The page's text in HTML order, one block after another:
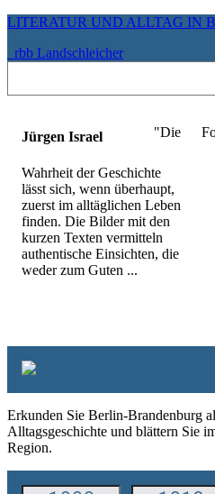
LITERATUR UND ALLTAG IN
rbb Landschleicher
Jürgen Israel "Die
Wahrheit der Geschichte
lässt sich, wenn überhaupt,
zuerst im alltäglichen Leben
finden. Die Bilder mit den
kurzen Texten vermitteln
authentische Einsichten, die
weder zum Guten ...
Erkunden Sie Berlin-Brandenburg
Alltagsgeschichte und blättern Sie
Region.